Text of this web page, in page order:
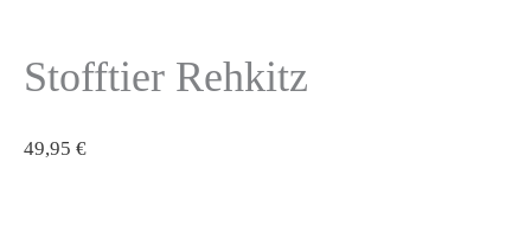
Stofftier Rehkitz
49,95 €